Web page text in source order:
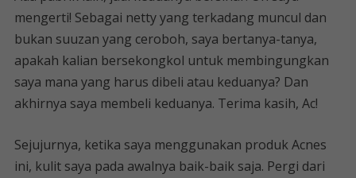
mengerti! Sebagai netty yang terkadang muncul dan
bukan suuzan yang ceroboh, saya bertanya-tanya,
apakah kalian bersekongkol untuk membingungkan
saya mana yang harus dibeli atau keduanya? Dan
akhirnya saya membeli keduanya. Terima kasih, Ac!
Sejujurnya, ketika saya menggunakan produk Acnes
ini, kulit saya pada awalnya baik-baik saja. Pergi dari